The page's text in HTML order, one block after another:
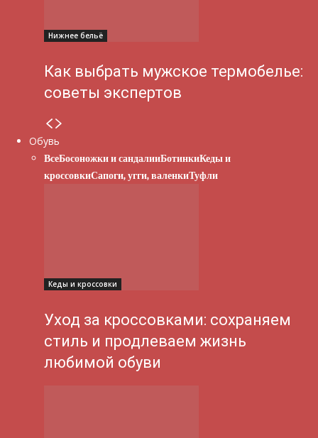
Нижнее бельё
Как выбрать мужское термобелье:
советы экспертов
Обувь
ВсеБосоножки и сандалииБотинкиКеды и
кроссовкиСапоги, угги, валенкиТуфли
Кеды и кроссовки
Уход за кроссовками: сохраняем
стиль и продлеваем жизнь
любимой обуви